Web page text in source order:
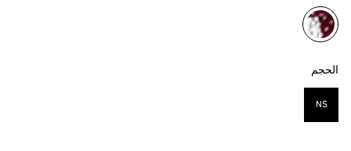
مختار
الحجم
NS